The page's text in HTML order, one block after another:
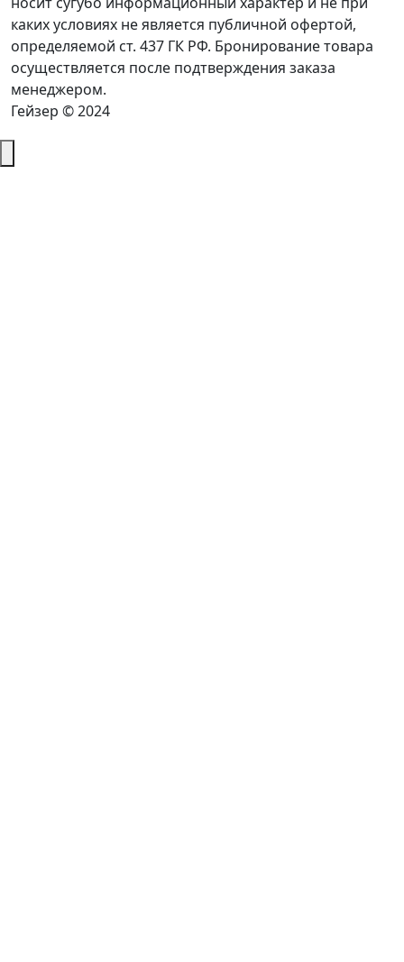
каких условиях не является публичной офертой,
определяемой ст. 437 ГК РФ. Бронирование товара
осуществляется после подтверждения заказа
менеджером.
Гейзер © 2024